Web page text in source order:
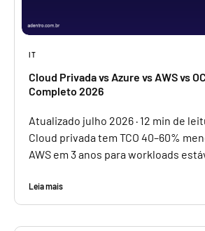
IT
Cloud Privada vs Azure vs AWS vs
Completo 2026
Atualizado julho 2026 · 12 min de
Cloud privada tem TCO 40–60%
AWS em 3 anos para workloads
Leia mais